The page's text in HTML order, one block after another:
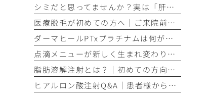
シミだと思ってませんか？実は「肝斑」かもしれません
医療脱毛が初めての方へ│ご来院前の「剃毛」がとても大切な理由
ダーマヒールPTxプラチナムは何が違う？│他の肌育製剤との違いを解説
点滴メニューが新しく生まれ変わりました！プレミアム美容点滴・プレミアム疲労回復点滴がスタート
脂肪溶解注射とは？｜初めての方向け解説
ヒアルロン酸注射Q&A｜患者様からよくいただくご質問10選